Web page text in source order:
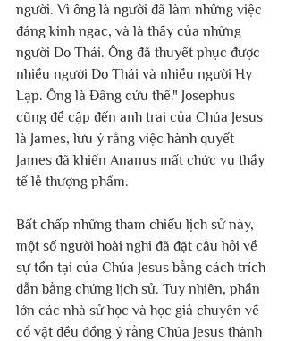
người. Vì ông là người đã làm những việc
đáng kinh ngạc, và là thầy của những
người Do Thái. Ông đã thuyết phục được
nhiều người Do Thái và nhiều người Hy
Lạp. Ông là Đấng cứu thế." Josephus
cũng đề cập đến anh trai của Chúa Jesus
là James, lưu ý rằng việc hành quyết
James đã khiến Ananus mất chức vụ thầy
tế lễ thượng phẩm.
Bất chấp những tham chiếu lịch sử này,
một số người hoài nghi đã đặt câu hỏi về
sự tồn tại của Chúa Jesus bằng cách trích
dẫn bằng chứng lịch sử. Tuy nhiên, phần
lớn các nhà sử học và học giả chuyên về
cổ vật đều đồng ý rằng Chúa Jesus thành